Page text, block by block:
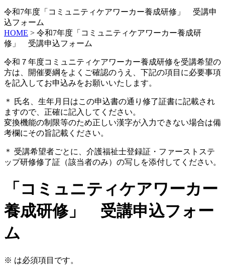
令和7年度「コミュニティケアワーカー養成研修」 受講申
込フォーム
HOME > 令和7年度「コミュニティケアワーカー養成研
修」 受講申込フォーム
令和７年度コミュニティケアワーカー養成研修を受講希望の
方は、開催要綱をよくご確認のうえ、下記の項目に必要事項
を記入してお申込みをお願いいたします。
＊ 氏名、生年月日はこの申込書の通り修了証書に記載され
ますので、正確に記入してください。
変換機能の制限等のため正しい漢字が入力できない場合は備
考欄にその旨記載ください。
＊ 受講希望者ごとに、介護福祉士登録証・ファーストステ
ップ研修修了証（該当者のみ）の写しを添付してください。
「コミュニティケアワーカー
養成研修」 受講申込フォー
ム
※ は必須項目です。